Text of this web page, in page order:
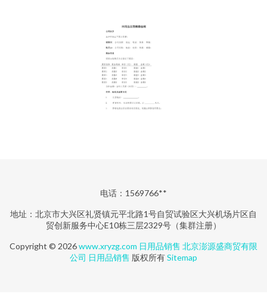
电话：1569766**
地址：北京市大兴区礼贤镇元平北路1号自贸试验区大兴机场片区自
贸创新服务中心E10栋三层2329号（集群注册）
Copyright © 2026www.xryzg.com 日用品销售 北京澎源盛商贸有限
公司 日用品销售 版权所有Sitemap